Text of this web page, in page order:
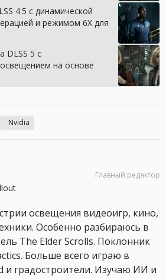
4.5 с динамической
и режимом 6X для
DLSS 5 с
на основе
Nvidia
Главный редактор
освещения видеоигр, кино,
Особенно разбираюсь в
The Elder Scrolls. Поклонник
Больше всего играю в
и градостроители. Изучаю ИИ и